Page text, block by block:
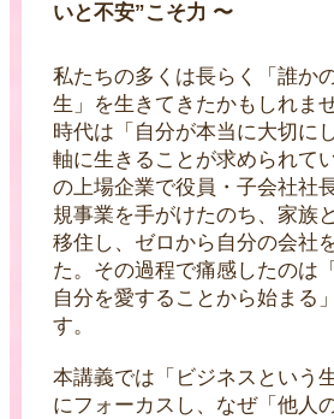
いと不安”こそ力 〜
私たちの多くは長らく「誰か
生」を生きてきたかもしれま
時代は「自分が本当に大切に
軸に生きることが求められて
の上場企業で役員・子会社社
規事業を手がけたのち、家族
移住し、ゼロから自分の会社
た。その過程で痛感したのは
自分を愛することから始まる
す。
本講義では「ビジネスという
にフォーカスし、なぜ「他人